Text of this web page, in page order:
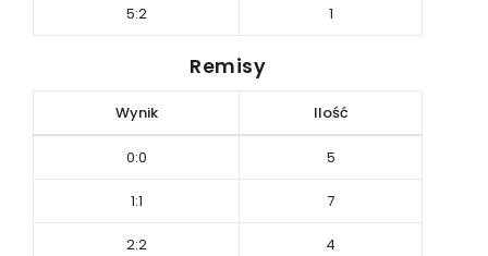
5:2 1
Remisy
Wynik Ilość
0:0 5
1:1 7
2:2 4